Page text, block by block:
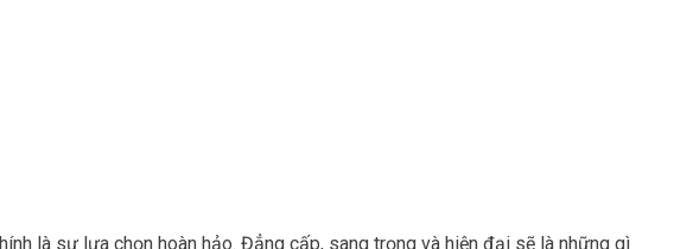
là sự lựa chọn hoàn hảo. Đẳng cấp, sang trọng và hiện đại sẽ là những gì